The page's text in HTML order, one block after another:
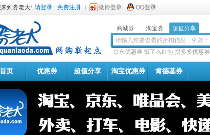
到券老大! 请登录 免费注册 微博登录 QQ登录
商城券 淘宝券 超值分享
京东优惠券 饿了么红包 拼多多优惠券
首页 优惠券 超值分享 淘宝优惠券 肯德基券